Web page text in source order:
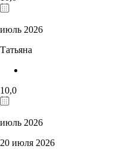
июль 2026
Татьяна
10,0
июль 2026
20 июля 2026